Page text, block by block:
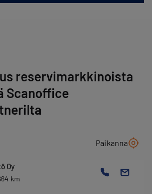
reservimarkkinoista
Scanoffice
Paikanna
Oy
km